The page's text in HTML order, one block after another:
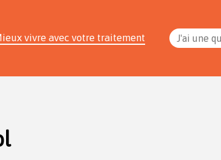
vivre avec votre traitement J'ai une